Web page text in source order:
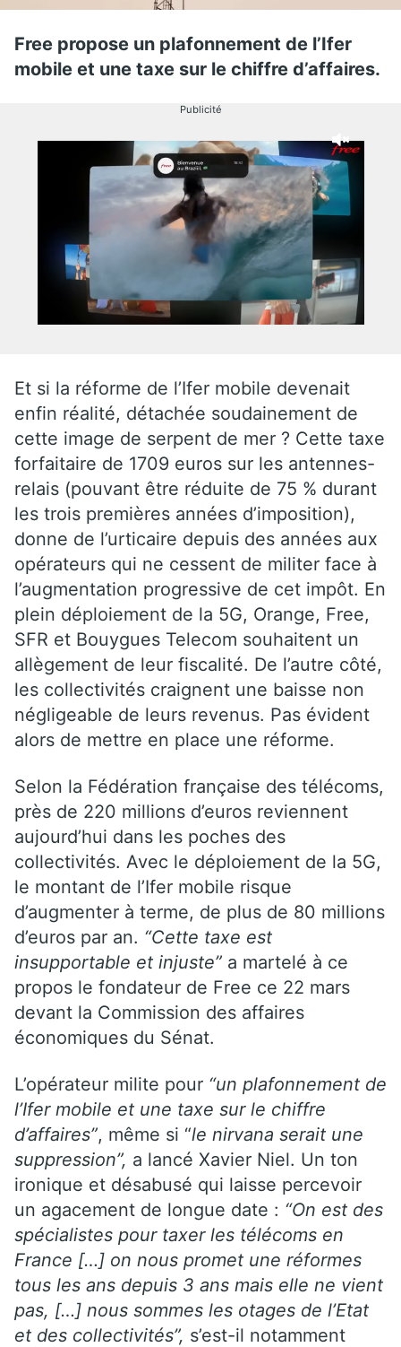
Free propose un plafonnement de l’Ifer
mobile et une taxe sur le chiffre d’affaires.
Publicité
Et si la réforme de l’Ifer mobile devenait
enfin réalité, détachée soudainement de
cette image de serpent de mer ? Cette taxe
forfaitaire de 1709 euros sur les antennes-
relais (pouvant être réduite de 75 % durant
les trois premières années d’imposition),
donne de l’urticaire depuis des années aux
opérateurs qui ne cessent de militer face à
l’augmentation progressive de cet impôt. En
plein déploiement de la 5G, Orange, Free,
SFR et Bouygues Telecom souhaitent un
allègement de leur fiscalité. De l’autre côté,
les collectivités craignent une baisse non
négligeable de leurs revenus. Pas évident
alors de mettre en place une réforme.
Selon la Fédération française des télécoms,
près de 220 millions d’euros reviennent
aujourd’hui dans les poches des
collectivités. Avec le déploiement de la 5G,
le montant de l’Ifer mobile risque
d’augmenter à terme, de plus de 80 millions
d’euros par an. “Cette taxe est
insupportable et injuste” a martelé à ce
propos le fondateur de Free ce 22 mars
devant la Commission des affaires
économiques du Sénat.
L’opérateur milite pour “un plafonnement de
l’Ifer mobile et une taxe sur le chiffre
d’affaires”, même si “le nirvana serait une
suppression”, a lancé Xavier Niel. Un ton
ironique et désabusé qui laisse percevoir
un agacement de longue date : “On est des
spécialistes pour taxer les télécoms en
France […] on nous promet une réformes
tous les ans depuis 3 ans mais elle ne vient
pas, […] nous sommes les otages de l’Etat
et des collectivités”, s’est-il notamment